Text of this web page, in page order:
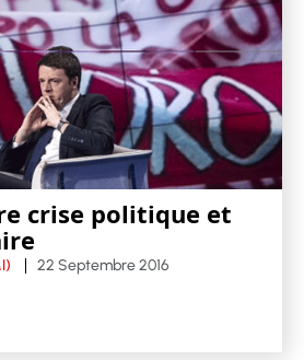
crise politique et
22 Septembre 2016